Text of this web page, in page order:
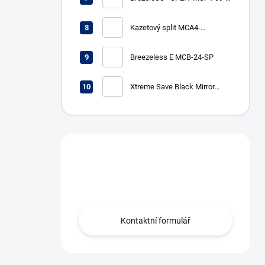
Kazetový split MCA4-
Breezeless E MCB-24-SP
Xtreme Save Black Mirror
Kontaktní formulář